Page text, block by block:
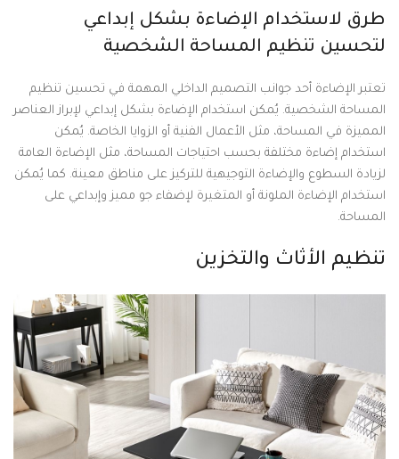
طرق لاستخدام الإضاءة بشكل إبداعي
لتحسين تنظيم المساحة الشخصية
تعتبر الإضاءة أحد جوانب التصميم الداخلي المهمة في تحسين تنظيم
المساحة الشخصية. يُمكن استخدام الإضاءة بشكل إبداعي لإبراز العناصر
المميزة في المساحة، مثل الأعمال الفنية أو الزوايا الخاصة. يُمكن
استخدام إضاءة مختلفة بحسب احتياجات المساحة، مثل الإضاءة العامة
لزيادة السطوع والإضاءة التوجيهية للتركيز على مناطق معينة. كما يُمكن
استخدام الإضاءة الملونة أو المتغيرة لإضفاء جو مميز وإبداعي على
المساحة.
تنظيم الأثاث والتخزين